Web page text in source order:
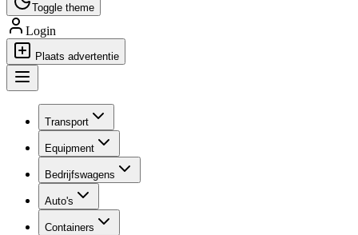
Toggle theme
Login
Plaats advertentie
Transport
Equipment
Bedrijfswagens
Auto's
Containers